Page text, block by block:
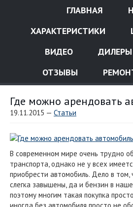
ГЛАВНАЯ
ХАРАКТЕРИСТИКИ
ВИДЕО
ДИЛЕРЫ
ОТЗЫВЫ
Где можно арендовать
19.11.2015 — Статьи
В современном мире очень трудно
транспорта, однако не у всех
приобрести автомобиль. Дело в
слегка завышены, да и бензин в
поэтому многим такая покупка